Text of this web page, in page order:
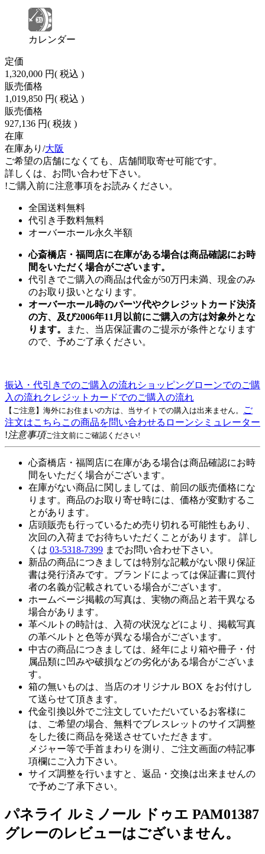
カレンダー
定価
1,320,000 円( 税込 )
販売価格
1,019,850 円( 税込 )
販売価格
927,136 円( 税抜 )
在庫
在庫あり/大阪
ご希望の店舗になくても、店舗間取寄せ可能です。
詳しくは、お問い合わせ下さい。
!ご購入前に注意事項をお読みください。
全国送料無料
代引き手数料無料
オーバーホール永久半額
心斎橋店・福岡店に在庫がある場合は商品確認にお時
間をいただく場合がございます。
代引きでご購入の商品は代金が50万円未満、現金のみ
のお取り扱いとなります。
オーバーホール時のパーツ代やクレジットカード決済
の方、及び2006年11月以前にご購入の方は対象外とな
ります。
また、当店保証書のご提示が条件となります
ので、予めご了承ください。
振込・代引きでのご購入の流れショッピングローンでのご購
入の流れクレジットカードでのご購入の流れ
【ご注意】海外にお住まいの方は、当サイトでの購入は出来ません。
ご
注文はこちら この商品を問い合わせる ローンシミュレーター
!注意事項ご注文前にご確認ください!
心斎橋店・福岡店に在庫がある場合は商品確認にお時
間をいただく場合がございます。
在庫がない商品に関しましては、前回の販売価格にな
ります。商品のお取り寄せ時には、価格が変動するこ
とがあります。
店頭販売も行っているため売り切れる可能性もあり、
次回の入荷までお待ちいただくことがあります。 詳し
くは 03-5318-7399 までお問い合わせ下さい。
新品の商品につきましては特別な記載がない限り保証
書は発行済みです。ブランドによっては保証書に買付
者の名義が記載されている場合がございます。
ホームページ掲載の写真は、実物の商品と若干異なる
場合があります。
革ベルトの時計は、入荷の状況などにより、掲載写真
の革ベルトと色等が異なる場合がございます。
中古の商品につきましては、経年により箱や冊子・付
属品類に凹みや破損などの劣化がある場合がございま
す。
箱の無いものは、当店のオリジナル BOX をお付けし
て送らせて頂きます。
代金引換以外でご注文していただいているお客様に
は、ご希望の場合、無料でブレスレットのサイズ調整
をした後に商品を発送させていただきます。
メジャー等で手首まわりを測り、ご注文画面の特記事
項欄にご入力下さい。
サイズ調整を行いますと、返品・交換は出来ませんの
で予めご了承下さい。
パネライ ルミノール ドゥエ PAM01387
グレーのレビューはございません。